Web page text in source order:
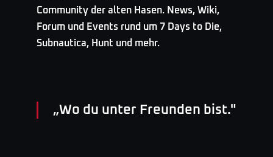
Community der alten Hasen. News, Wiki,
Forum und Events rund um 7 Days to Die,
Subnautica, Hunt und mehr.
„Wo du unter Freunden bist."